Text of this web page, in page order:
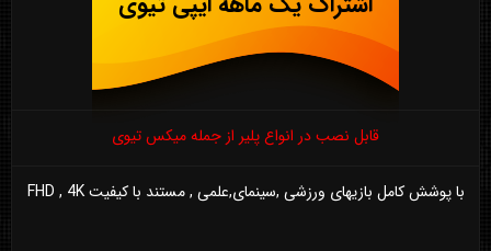
قابل نصب در انواع پلیر از جمله میکس تیوی
با پوشش کامل بازیهای ورزشی ,سینمای,علمی , مستند با کیفیت FHD , 4K